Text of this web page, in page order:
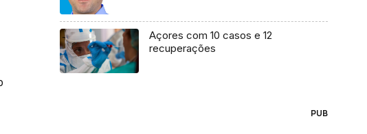
Açores com 10 casos e 12
recuperações
PUB